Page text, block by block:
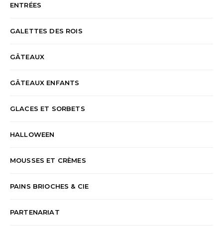
ENTRÉES
GALETTES DES ROIS
GÂTEAUX
GÂTEAUX ENFANTS
GLACES ET SORBETS
HALLOWEEN
MOUSSES ET CRÈMES
PAINS BRIOCHES & CIE
PARTENARIAT